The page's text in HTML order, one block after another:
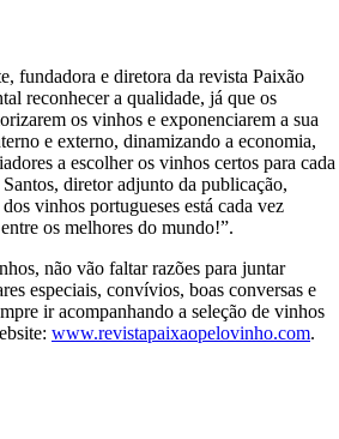
fundadora e diretora da revista Paixão
reconhecer a qualidade, já que os
os vinhos e exponenciarem a sua
e externo, dinamizando a economia,
a escolher os vinhos certos para cada
Santos, diretor adjunto da publicação,
vinhos portugueses está cada vez
os melhores do mundo!”.
não vão faltar razões para juntar
especiais, convívios, boas conversas e
ir acompanhando a seleção de vinhos
www.revistapaixaopelovinho.com.